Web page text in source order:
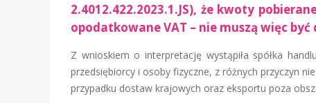
2.4012.422.2023.1.JS), że kwoty
opodatkowane VAT – nie muszą więc
Z wnioskiem o interpretację wystąpiła spółka
przedsiębiorcy i osoby fizyczne, z różnych przyczyn
przypadku dostaw krajowych oraz eksportu poza